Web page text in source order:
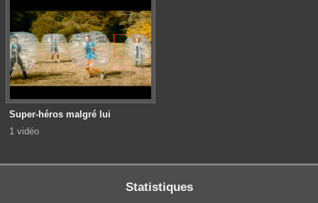
Super-héros malgré lui
1 vidéo
Statistiques